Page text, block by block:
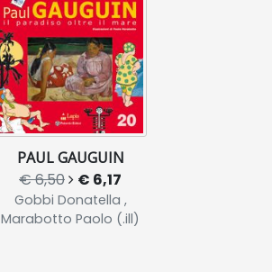
PAUL GAUGUIN
€ 6,50 € 6,17
Gobbi Donatella ,
Marabotto Paolo (.ill)